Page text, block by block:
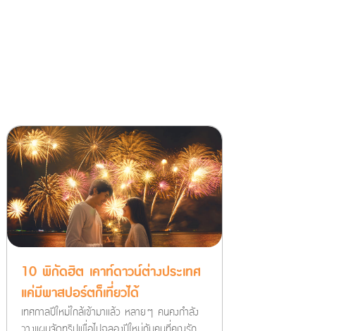
10 พิกัดฮิต เคาท์ดาวน์ต่างประเทศ
แค่มีพาสปอร์ตก็เที่ยวได้
เทศกาลปีใหม่ใกล้เข้ามาแล้ว หลายๆ คนคงกำลัง